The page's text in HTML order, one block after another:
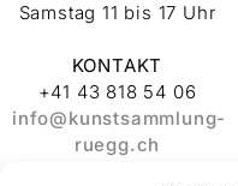
Samstag 11 bis 17 Uhr
KONTAKT
+41 43 818 54 06
info@kunstsammlung-
ruegg.ch